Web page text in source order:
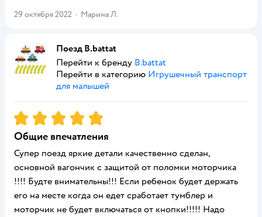
29 октября 2022 · Марина Л.
Поезд B.battat
Перейти к бренду B.battat
Перейти в категорию Игрушечный транспорт
для малышей
Рейтинг:5
Общие впечатления
Супер поезд яркие детали качественно сделан,
основной вагончик с защитой от поломки моторчика
!!!! Будте внимательны!!! Если ребенок будет держать
его на месте когда он едет сработает тумблер и
моторчик не будет включаться от кнопки!!!!! Надо